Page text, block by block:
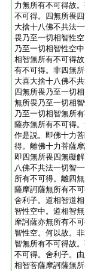
力無所有不可得故
不可得。四無所畏
大捨十八佛不共法
畏乃至一切相智性
乃至一切相智性空
相智無所有不可得
有不可得。非四無
大喜大捨十八佛不
四無所畏乃至一切
無所畏乃至一切相
乃至一切相智無所
薩亦無所有不可得
作是説。即佛十力
得。離佛十力菩薩
即四無所畏四無礙
八佛不共法一切智
所有不可得。離四
薩摩訶薩無所有不
舍利子。道相智道
智性空中。道相智
摩訶薩亦無所有不
智性空。何以故。
智無所有不可得故
不可得。舍利子。
相智菩薩摩訶薩無